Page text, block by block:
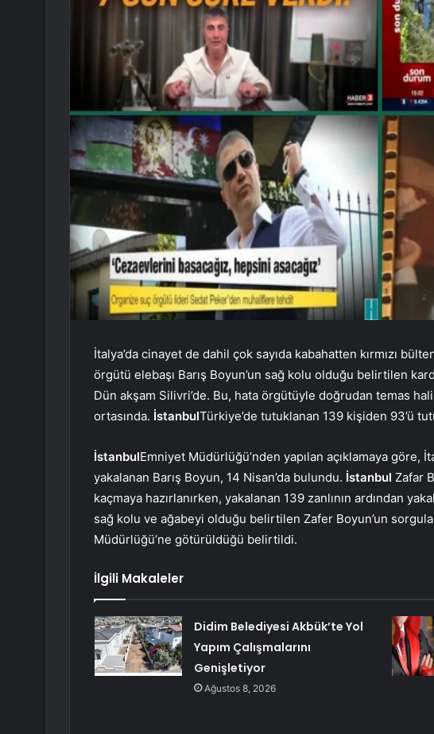
İtalya’da cinayet de dahil çok sayıda kabahatten kırmızı
örgütü elebaşı Barış Boyun’un sağ kolu olduğu belirtilen
Dün akşam Silivri’de. Bu, hata örgütüyle doğrudan temas
ortasında. İstanbulTürkiye’de tutuklanan 139 kişiden 93’ü
İstanbulEmniyet Müdürlüğü’nden yapılan açıklamaya göre,
yakalanan Barış Boyun, 14 Nisan’da bulundu. İstanbul Zafar
kaçmaya hazırlanırken, yakalanan 139 zanlının ardından
sağ kolu ve ağabeyi olduğu belirtilen Zafer Boyun’un
Müdürlüğü’ne götürüldüğü belirtildi.
İlgili Makaleler
Didim Belediyesi Akbük’te Yol
Yapım Çalışmalarını
Genişletiyor
Ağustos 8, 2026